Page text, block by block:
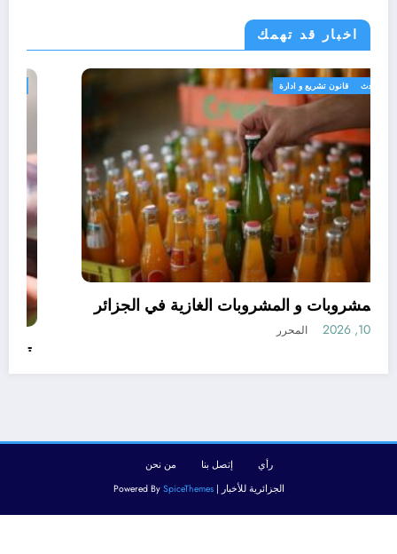
اخبار قد تهمك
الجزائر الحدث قانون تشريع و ادارة
قانون المشروبات و المشروبات الغازية في الجزائر
أغسطس 10, 2026
رأي إتصل بنا
من نحن
الجزائرية للأخبار | Powered BySpiceThemes